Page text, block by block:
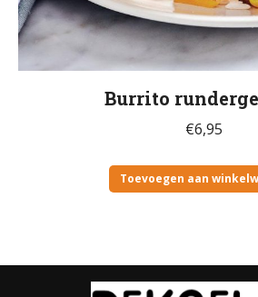
Burrito
€6,95
Toevoegen aan